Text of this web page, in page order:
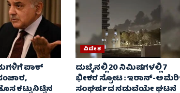
ಪಾಕ್‌
ಕಟ್ಟುನಿಟ್ಟಿನ
ವಿದೇಶ
ದುಬೈನಲ್ಲಿ 20 ನಿಮಿಷಗಳಲ್ಲಿ 7
ಭೀಕರ ಸ್ಫೋಟ : ಇರಾನ್-
ಸಂಘರ್ಷದ ನಡುವೆಯೇ ಘಟನೆ